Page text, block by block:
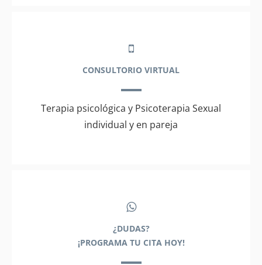
CONSULTORIO VIRTUAL
Terapia psicológica y Psicoterapia Sexual
individual y en pareja
¿DUDAS?
¡PROGRAMA TU CITA HOY!